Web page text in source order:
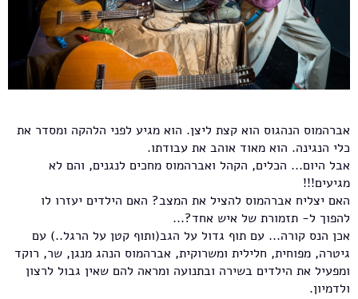
אברהמוס הנהגוס הוא קצת ליצן. הוא מגיע לפני הלהקה ומסדר את
כלי הנגינה. הוא מאוד אוהב את עבודתו.
אבל היום... הכלים, הקהל ואברהמוס מחכים לנגנים, והם לא
מגיעים!!!
האם יצליח אברהמוס להציל את המצב? האם הילדים יעזרו לו
להפוך ל- תזמורת של איש אחד?...
אכן הנס קורה... עם תוף גדול על הגב(ותוף קטן על הרגל..) עם
גיטרה, מפוחית, חלילית ומשרוקית, אברהמוס הנהג מנגן, שר, רוקד
ומפעיל את הילדים בשירה ובתנועה ומראה להם שאין גבול לרצון
ולדמיון.